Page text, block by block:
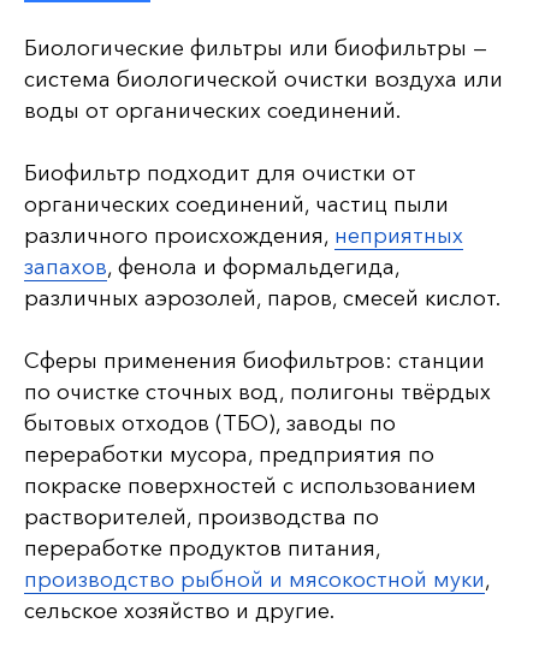
Биологические фильтры или биофильтры —
система биологической очистки воздуха или
воды от органических соединений.
Биофильтр подходит для очистки от
органических соединений, частиц пыли
различного происхождения, неприятных
запахов, фенола и формальдегида,
различных аэрозолей, паров, смесей кислот.
Сферы применения биофильтров: станции
по очистке сточных вод, полигоны твёрдых
бытовых отходов (ТБО), заводы по
переработки мусора, предприятия по
покраске поверхностей с использованием
растворителей, производства по
переработке продуктов питания,
производство рыбной и мясокостной муки,
сельское хозяйство и другие.